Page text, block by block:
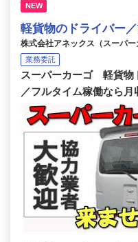
NEW
軽貨物のドライバー
株式会社アネックス（スーパー
業務委託
スーパーカーゴ 軽貨物
／フルタイム稼働なら月